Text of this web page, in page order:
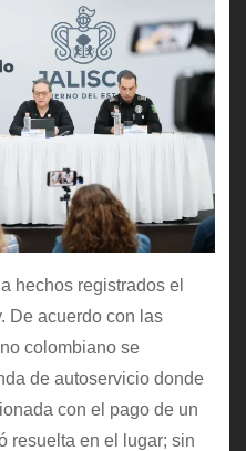
hechos registrados el
De acuerdo con las
colombiano se
de autoservicio donde
con el pago de un
resuelta en el lugar; sin